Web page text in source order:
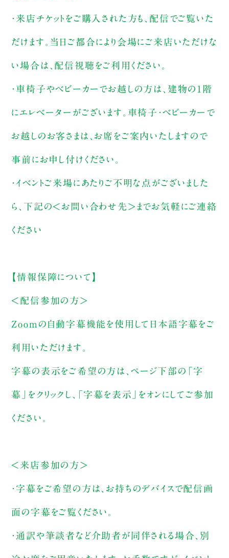
・来店チケットをご購入された方も、配信でご覧いた
だけます。当日ご都合により会場にご来店いただけな
い場合は、配信視聴をご利用ください。
・車椅子やベビーカーでお越しの方は、建物の1階
にエレベーターがございます。車椅子・ベビーカーで
お越しのお客さまは、お席をご案内いたしますので
事前にお申し付けください。
・イベントご来場にあたりご不明な点がございました
ら、下記の＜お問い合わせ先＞までお気軽にご連絡
ください
【情報保障について】
＜配信参加の方＞
Zoomの自動字幕機能を使用して日本語字幕をご
利用いただけます。
字幕の表示をご希望の方は、ページ下部の「字
幕」をクリックし、「字幕を表示」をオンにしてご参加
ください。
＜来店参加の方＞
・字幕をご希望の方は、お持ちのデバイスで配信画
面の字幕をご覧ください。
・通訳や筆談者など介助者が同伴される場合、別